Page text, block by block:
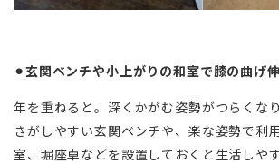
⚫︎玄関ベンチや小上がりの和室で膝の曲げ
年を重ねると。深くかがむ姿勢がつらくな
きがしやすい玄関ベンチや、楽な姿勢で利
室、堀座卓などを設置しておくと生活しや